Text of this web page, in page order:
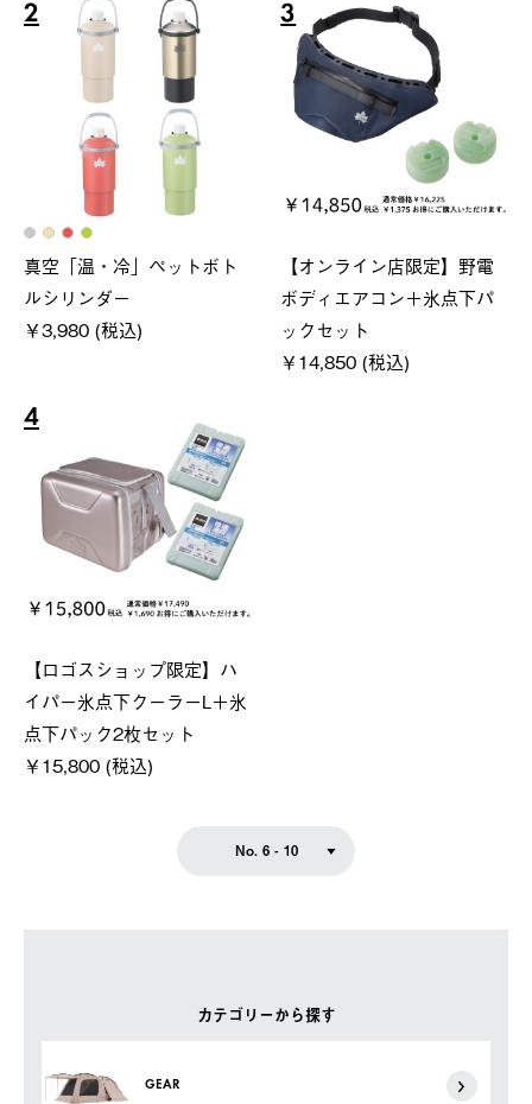
カテゴリーから探す
GEAR
2
真空「温・冷」ペットボト
ルシリンダー
￥3,980 (税込)
3
【オンライン店限定】野電
ボディエアコン＋氷点下パ
ックセット
￥14,850 (税込)
4
【ロゴスショップ限定】ハ
イパー氷点下クーラーL＋氷
点下パック2枚セット
￥15,800 (税込)
No. 6 - 10